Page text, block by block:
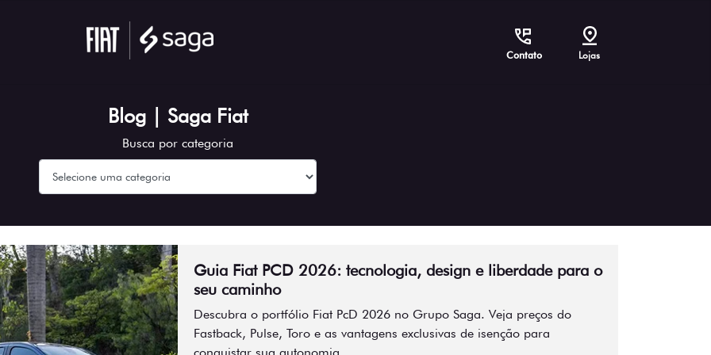
Contato Lojas
Blog | Saga Fiat
Busca por categoria
Guia Fiat PCD 2026: tecnologia, design e liberdade para o
seu caminho
Descubra o portfólio Fiat PcD 2026 no Grupo Saga. Veja preços do
Fastback, Pulse, Toro e as vantagens exclusivas de isenção para